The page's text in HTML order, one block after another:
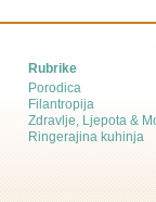
Rubrike
Porodica
Filantropija
Zdravlje, Ljepota &
Ringerajina kuhinja